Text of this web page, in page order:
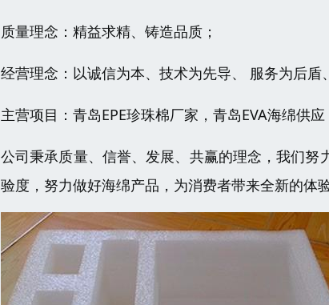
质量理念：精益求精、铸造品质；
经营理念：以诚信为本、技术为先导、 服务为后盾
主营项目：青岛EPE珍珠棉厂家，青岛EVA海绵供
公司秉承质量、信誉、发展、共赢的理念，我们
验度，努力做好海绵产品，为消费者带来全新的体验